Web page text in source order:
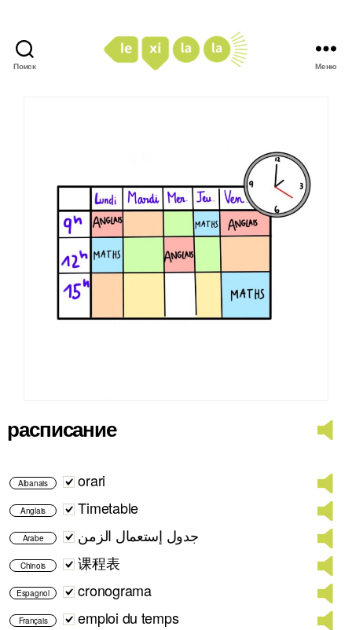
Поиск Меню
расписание
Albanais orari
Anglais Timetable
Arabe جدول إستعمال الزمن
Chinois 课程表
Espagnol cronograma
Français emploi du temps